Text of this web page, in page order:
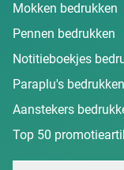
Mokken bedrukken
Pennen bedrukken
Notitieboekjes
Paraplu's bedrukken
Aanstekers
Top 50